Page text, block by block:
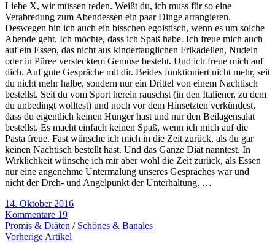
Liebe X, wir müssen reden. Weißt du, ich muss für so eine
Verabredung zum Abendessen ein paar Dinge arrangieren.
Deswegen bin ich auch ein bisschen egoistisch, wenn es um solche
Abende geht. Ich möchte, dass ich Spaß habe. Ich freue mich auch
auf ein Essen, das nicht aus kindertauglichen Frikadellen, Nudeln
oder in Püree verstecktem Gemüse besteht. Und ich freue mich auf
dich. Auf gute Gespräche mit dir. Beides funktioniert nicht mehr, seit
du nicht mehr halbe, sondern nur ein Drittel von einem Nachtisch
bestellst. Seit du vom Sport herein rauschst (in den Italiener, zu dem
du unbedingt wolltest) und noch vor dem Hinsetzten verkündest,
dass du eigentlich keinen Hunger hast und nur den Beilagensalat
bestellst. Es macht einfach keinen Spaß, wenn ich mich auf die
Pasta freue. Fast wünsche ich mich in die Zeit zurück, als du gar
keinen Nachtisch bestellt hast. Und das Ganze Diät nanntest. In
Wirklichkeit wünsche ich mir aber wohl die Zeit zurück, als Essen
nur eine angenehme Untermalung unseres Gespräches war und
nicht der Dreh- und Angelpunkt der Unterhaltung. …
14. Oktober 2016
Kommentare 19
Promis & Diäten / Schönes & Banales
Vorherige Artikel